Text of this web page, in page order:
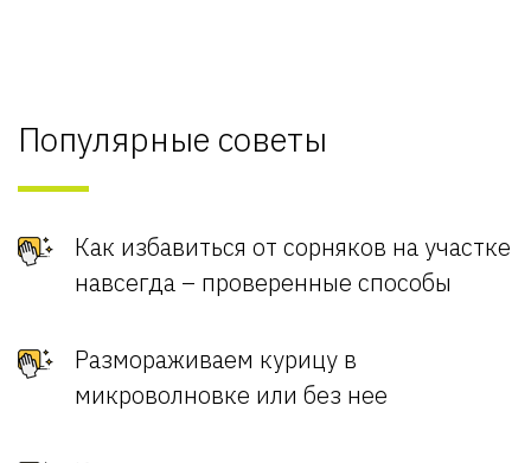
Популярные советы
Как избавиться от сорняков на участке
навсегда – проверенные способы
Размораживаем курицу в
микроволновке или без нее